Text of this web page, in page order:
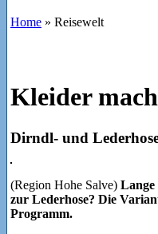
Home » Reisewelt
Kleider
Dirndl- und
(Region Hohe Salve) Lange
zur Lederhose? Die
Programm.